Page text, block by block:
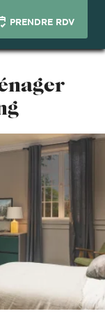
PRENDRE RDV